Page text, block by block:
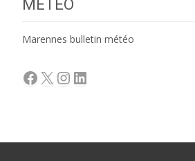
MÉTÉO
Marennes bulletin météo
Facebook
X Instagram
LinkedIn